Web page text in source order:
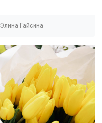
Элина Гайсина